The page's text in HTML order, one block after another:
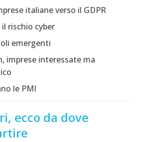
italiane verso il GDPR
rischio cyber
emergenti
imprese interessate ma
le PMI
ecco da dove